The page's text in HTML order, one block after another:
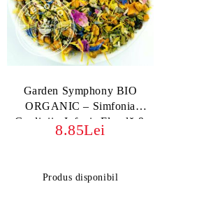
Garden Symphony BIO
ORGANIC – Simfonia
Gradinii - Infuzie Florală &
Relaxantă | Ceai Herbal
8.85Lei
Produs disponibil